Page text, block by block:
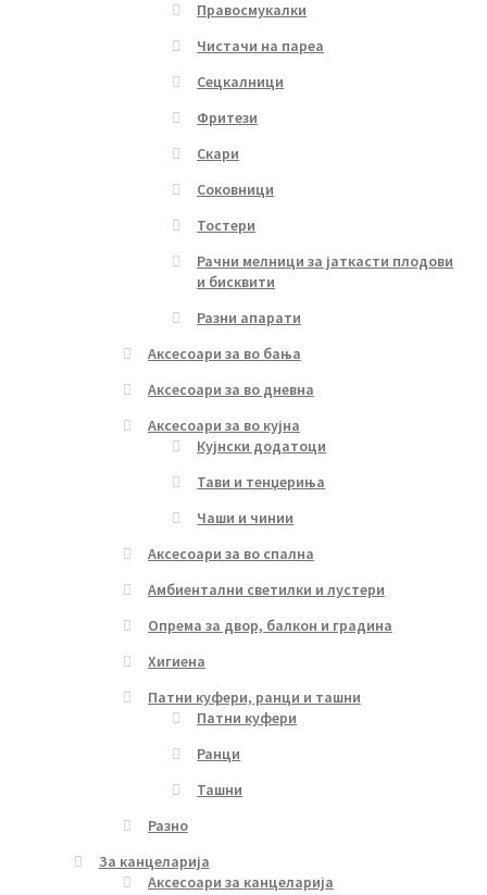
Правосмукалки
Чистачи на пареа
Сецкалници
Фритези
Скари
Соковници
Тостери
Рачни мелници за јаткасти плодови
и бисквити
Разни апарати
Аксесоари за во бања
Аксесоари за во дневна
Аксесоари за во кујна
Кујнски додатоци
Тави и тенџериња
Чаши и чинии
Аксесоари за во спална
Амбиентални светилки и лустери
Опрема за двор, балкон и градина
Хигиена
Патни куфери, ранци и ташни
Патни куфери
Ранци
Ташни
Разно
За канцеларија
Аксесоари за канцеларија